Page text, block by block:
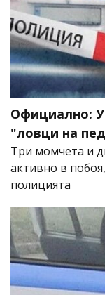
Официално:
"ловци на
Три момчета и
активно в
полицията